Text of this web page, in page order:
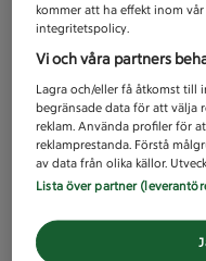
kommer att ha effekt inom
integritetspolicy.
Vi och våra partners
Lagra och/eller få åtkomst till
begränsade data för att välja
reklam. Använda profiler för
reklamprestanda. Förstå
av data från olika källor.
Lista över partner